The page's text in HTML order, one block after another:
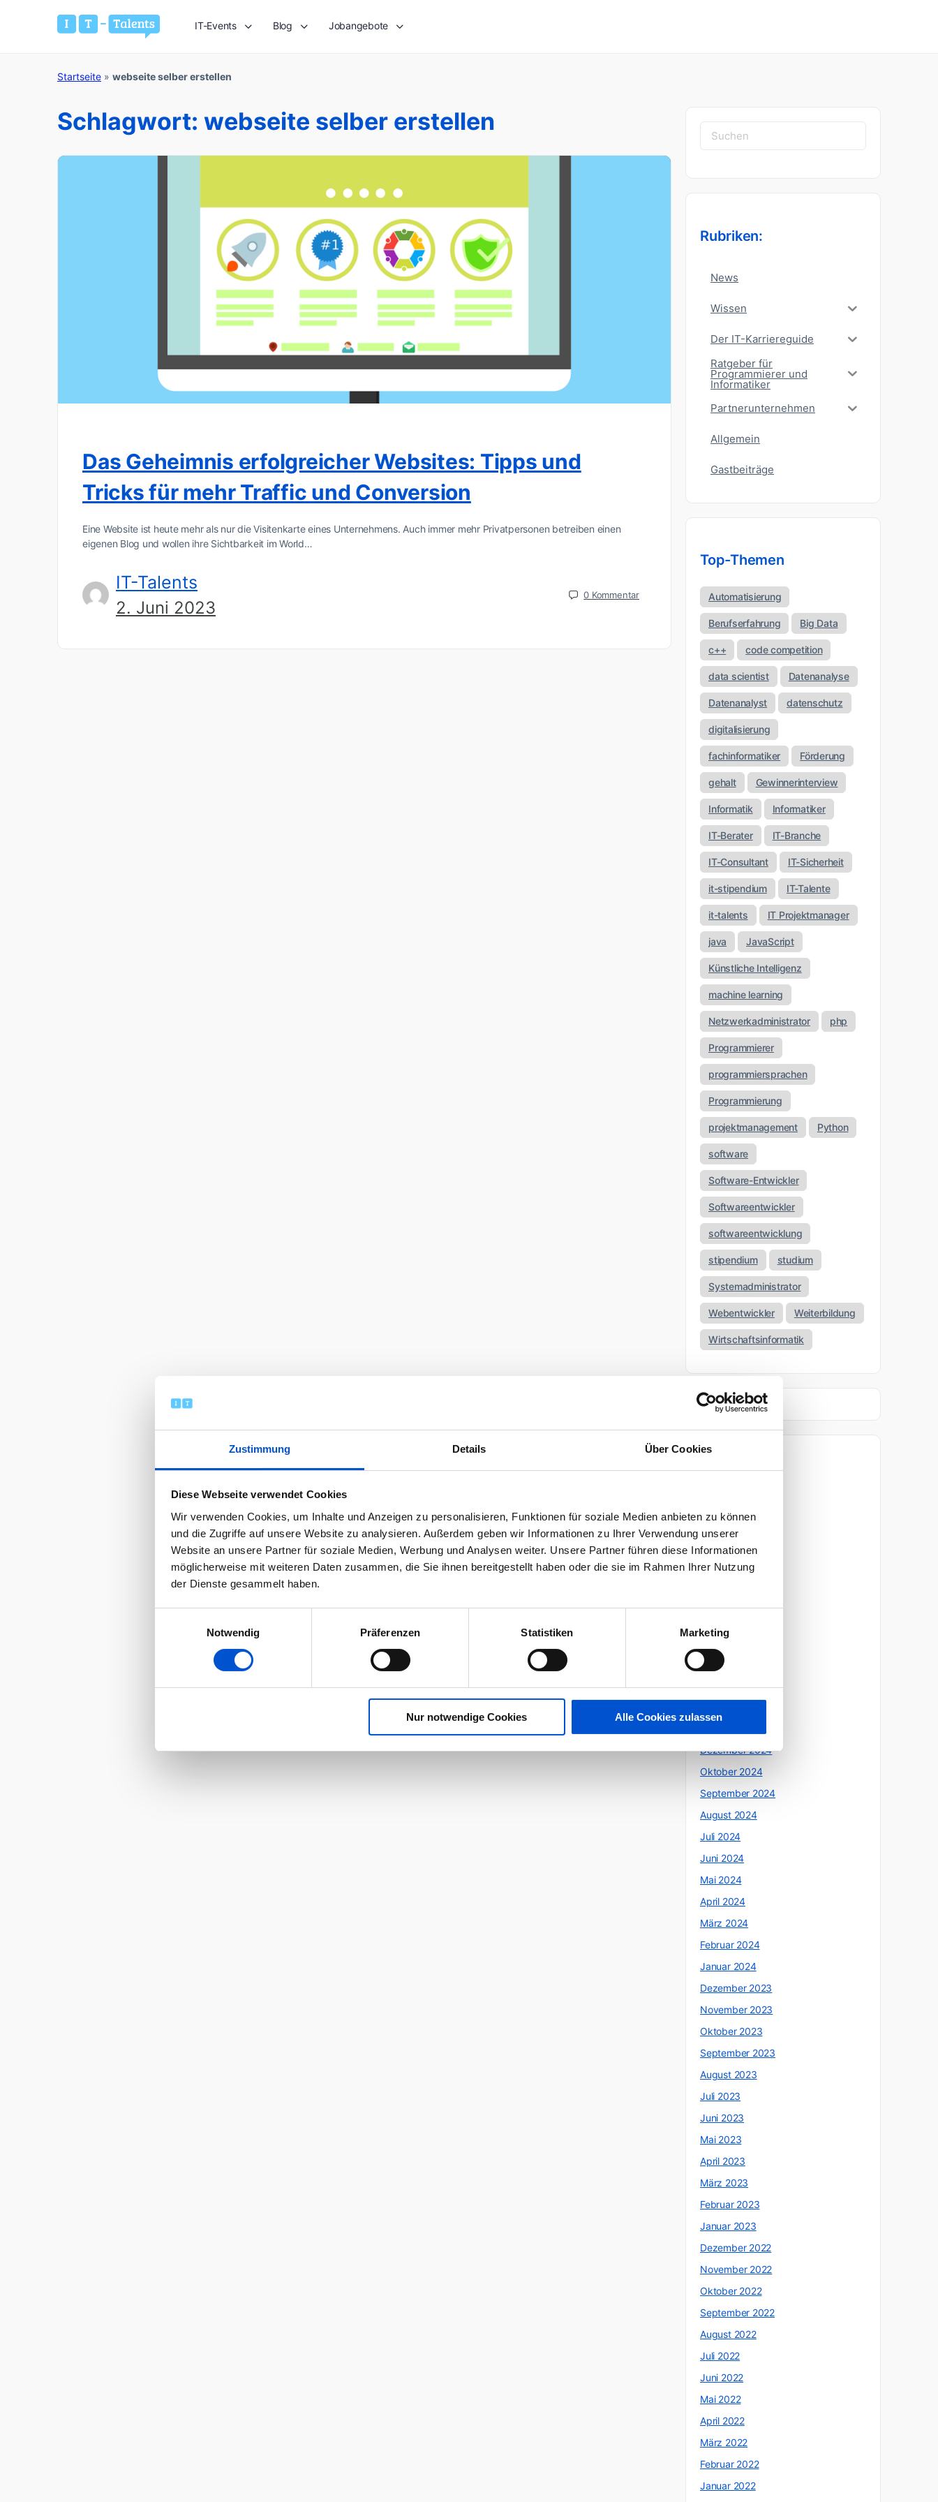
Zustimmung Details Über Cookies
Diese Webseite verwendet Cookies
Wir verwenden Cookies, um Inhalte und Anzeigen zu personalisieren, Funktionen für soziale Medien anbieten zu können
und die Zugriffe auf unsere Website zu analysieren. Außerdem geben wir Informationen zu Ihrer Verwendung unserer
Website an unsere Partner für soziale Medien, Werbung und Analysen weiter. Unsere Partner führen diese Informationen
möglicherweise mit weiteren Daten zusammen, die Sie ihnen bereitgestellt haben oder die sie im Rahmen Ihrer Nutzung
der Dienste gesammelt haben.
Notwendig
Präferenzen Statistiken Marketing
Nur notwendige Cookies Alle Cookies zulassen
IT-Events Blog Jobangebote
Startseite » webseite selber erstellen
Schlagwort: webseite selber erstellen
Das Geheimnis erfolgreicher Websites: Tipps und
Tricks für mehr Traffic und Conversion
Eine Website ist heute mehr als nur die Visitenkarte eines Unternehmens. Auch immer mehr Privatpersonen betreiben einen
eigenen Blog und wollen ihre Sichtbarkeit im World…
IT-Talents
2. Juni 2023
0 Kommentar
Suchen
nach:
Rubriken:
News
Wissen
Der IT-Karriereguide
Ratgeber für
Programmierer und
Informatiker
Partnerunternehmen
Allgemein
Gastbeiträge
Top-Themen
Automatisierung
Berufserfahrung Big Data
c++ code competition
data scientist Datenanalyse
Datenanalyst datenschutz
digitalisierung
fachinformatiker Förderung
gehalt Gewinnerinterview
Informatik Informatiker
IT-Berater IT-Branche
IT-Consultant IT-Sicherheit
it-stipendium IT-Talente
it-talents IT Projektmanager
java JavaScript
Künstliche Intelligenz
machine learning
Netzwerkadministrator php
Programmierer
programmiersprachen
Programmierung
projektmanagement Python
software
Software-Entwickler
Softwareentwickler
softwareentwicklung
stipendium studium
Systemadministrator
Webentwickler Weiterbildung
Wirtschaftsinformatik
April 2026
März 2026
November 2025
Oktober 2025
Mai 2025
April 2025
März 2025
Dezember 2024
Oktober 2024
September 2024
August 2024
Juli 2024
Juni 2024
Mai 2024
April 2024
März 2024
Februar 2024
Januar 2024
Dezember 2023
November 2023
Oktober 2023
September 2023
August 2023
Juli 2023
Juni 2023
Mai 2023
April 2023
März 2023
Februar 2023
Januar 2023
Dezember 2022
November 2022
Oktober 2022
September 2022
August 2022
Juli 2022
Juni 2022
Mai 2022
April 2022
März 2022
Februar 2022
Januar 2022